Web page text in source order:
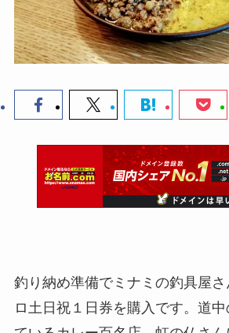
釣り納め準備でミナミの釣具屋さ
ロ土日祝１日券を購入です。道